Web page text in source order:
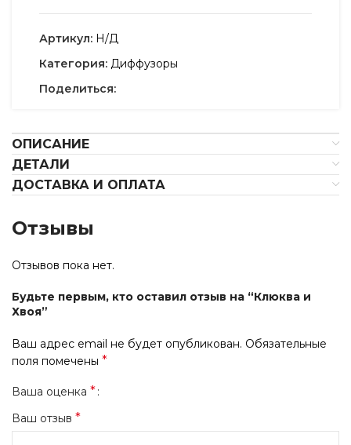
Артикул: Н/Д
Категория: Диффузоры
Поделиться:
ОПИСАНИЕ
ДЕТАЛИ
ДОСТАВКА И ОПЛАТА
Отзывы
Отзывов пока нет.
Будьте первым, кто оставил отзыв на “Клюква и
Хвоя”
Ваш адрес email не будет опубликован. Обязательные
поля помечены *
Ваша оценка *
Ваш отзыв *